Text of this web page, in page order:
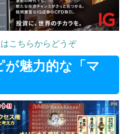
こちらからどうぞ
が魅力的な「マ